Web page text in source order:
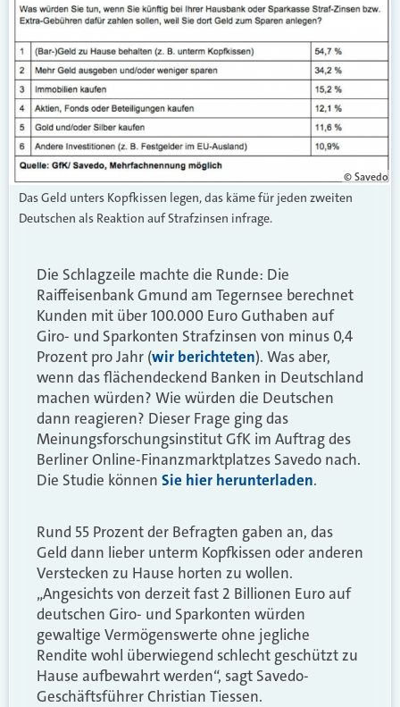
© Savedo
Das Geld unters Kopfkissen legen, das käme für jeden zweiten
Deutschen als Reaktion auf Strafzinsen infrage.
Die Schlagzeile machte die Runde: Die
Raiffeisenbank Gmund am Tegernsee berechnet
Kunden mit über 100.000 Euro Guthaben auf
Giro- und Sparkonten Strafzinsen von minus 0,4
Prozent pro Jahr (wir berichteten). Was aber,
wenn das flächendeckend Banken in Deutschland
machen würden? Wie würden die Deutschen
dann reagieren? Dieser Frage ging das
Meinungsforschungsinstitut GfK im Auftrag des
Berliner Online-Finanzmarktplatzes Savedo nach.
Die Studie können Sie hier herunterladen.
Rund 55 Prozent der Befragten gaben an, das
Geld dann lieber unterm Kopfkissen oder anderen
Verstecken zu Hause horten zu wollen.
„Angesichts von derzeit fast 2 Billionen Euro auf
deutschen Giro- und Sparkonten würden
gewaltige Vermögenswerte ohne jegliche
Rendite wohl überwiegend schlecht geschützt zu
Hause aufbewahrt werden“, sagt Savedo-
Geschäftsführer Christian Tiessen.